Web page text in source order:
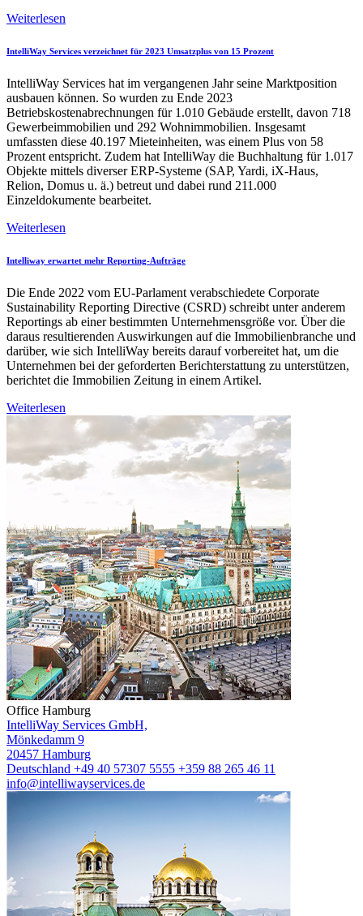
Weiterlesen
IntelliWay Services verzeichnet für 2023 Umsatzplus von 15 Prozent
IntelliWay Services hat im vergangenen Jahr seine Marktposition
ausbauen können. So wurden zu Ende 2023
Betriebskostenabrechnungen für 1.010 Gebäude erstellt, davon 718
Gewerbeimmobilien und 292 Wohnimmobilien. Insgesamt
umfassten diese 40.197 Mieteinheiten, was einem Plus von 58
Prozent entspricht. Zudem hat IntelliWay die Buchhaltung für 1.017
Objekte mittels diverser ERP-Systeme (SAP, Yardi, iX-Haus,
Relion, Domus u. ä.) betreut und dabei rund 211.000
Einzeldokumente bearbeitet.
Weiterlesen
Intelliway erwartet mehr Reporting-Aufträge
Die Ende 2022 vom EU-Parlament verabschiedete Corporate
Sustainability Reporting Directive (CSRD) schreibt unter anderem
Reportings ab einer bestimmten Unternehmensgröße vor. Über die
daraus resultierenden Auswirkungen auf die Immobilienbranche und
darüber, wie sich IntelliWay bereits darauf vorbereitet hat, um die
Unternehmen bei der geforderten Berichterstattung zu unterstützen,
berichtet die Immobilien Zeitung in einem Artikel.
Weiterlesen
Office Hamburg
IntelliWay Services GmbH,
Mönkedamm 9
20457 Hamburg
Deutschland +49 40 57307 5555 +359 88 265 46 11
info@intelliwayservices.de